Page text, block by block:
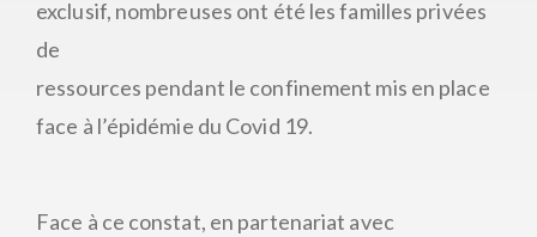
exclusif, nombreuses ont été les familles privées
de
ressources pendant le confinement mis en place
face à l’épidémie du Covid 19.
Face à ce constat, en partenariat avec